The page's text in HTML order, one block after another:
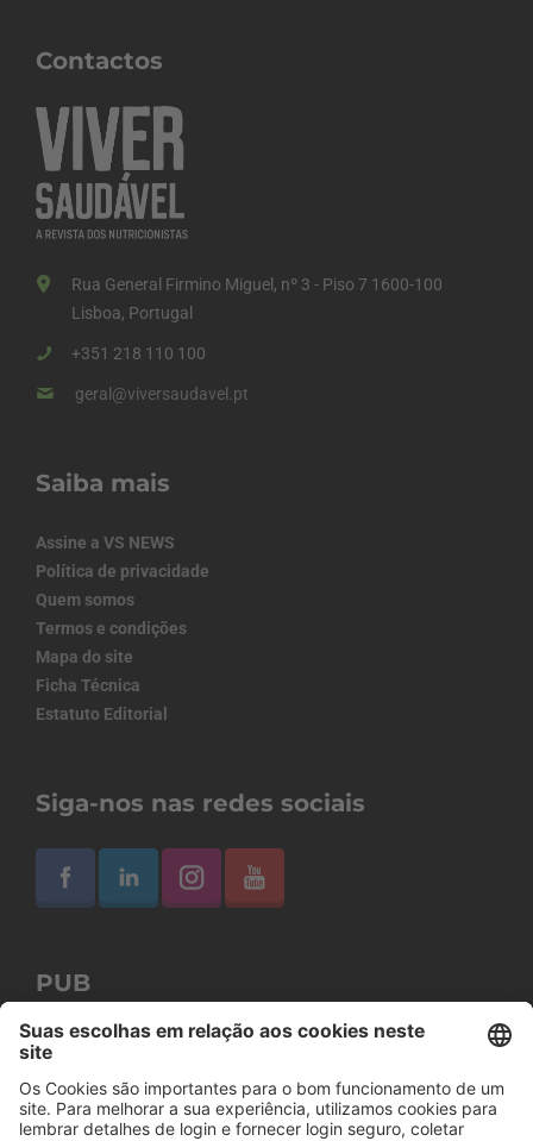
Contactos
Rua General Firmino Miguel, nº 3 - Piso 7 1600-100
Lisboa, Portugal
+351 218 110 100
geral@viversaudavel.pt
Saiba mais
Assine a VS NEWS
Política de privacidade
Quem somos
Termos e condições
Mapa do site
Ficha Técnica
Estatuto Editorial
Siga-nos nas redes sociais
PUB